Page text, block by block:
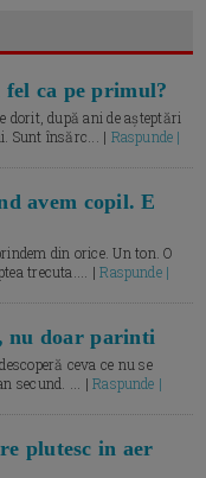
ca pe primul?
dorit, după ani de așteptări
Sunt însărc... | Raspunde |
avem copil. E
din orice. Un ton. O
trecuta.... |Raspunde |
nu doar parinti
ceva ce nu se
secund. ... |Raspunde |
plutesc in aer